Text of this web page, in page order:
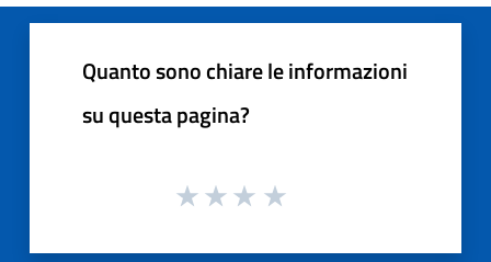
Quanto sono chiare le informazioni
su questa pagina?